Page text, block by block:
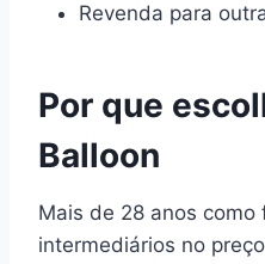
Revenda para
Por que
Balloon
Mais de 28 anos como
intermediários no